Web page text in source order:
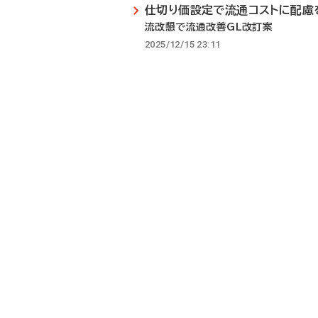
仕切り価設定で流通コストに配慮
流改懇で流通改善GL改訂案
2025/12/15 23:11